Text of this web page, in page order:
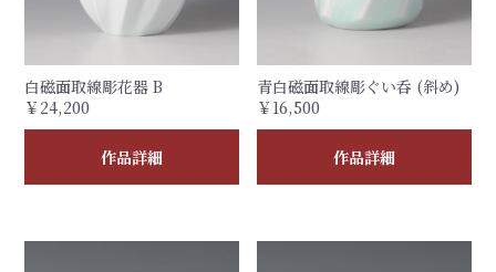
白磁面取線彫花器 B
￥24,200
作品詳細
青白磁面取線彫ぐい呑 (斜め)
￥16,500
作品詳細